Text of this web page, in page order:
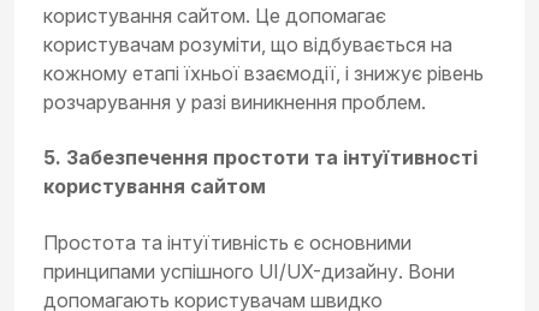
користування сайтом. Це допомагає
користувачам розуміти, що відбувається на
кожному етапі їхньої взаємодії, і знижує рівень
розчарування у разі виникнення проблем.
5. Забезпечення простоти та інтуїтивності
користування сайтом
Простота та інтуїтивність є основними
принципами успішного UI/UX-дизайну. Вони
допомагають користувачам швидко